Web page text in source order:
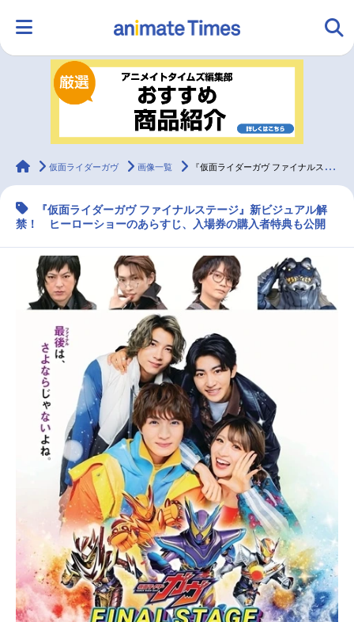
ランキング アニメ
ラジオ みんなの声
マンガ・ラノベ ゲーム・アプリ 音楽 コスプレ
2.5次元 配信・Vtuber トレンド 無料マンガ
最新記事一覧
アニメ記事一覧 声優記事一覧
アニメ映画一覧 実写化映画一覧
今期アニメ曜日別一覧
春アニメ 夏アニメ
秋アニメ 冬アニメ
男性声優/女性声優一覧
FOLLOW US
animateTimes
仮面ライダーガヴ 画像一覧 『仮面ライダーガヴ ファイナルステージ』新ビジュアル、入場券の購入者特典公開
『仮面ライダーガヴ ファイナルステージ』新ビジュアル解
禁！ ヒーローショーのあらすじ、入場券の購入者特典も公開